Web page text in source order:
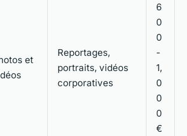
et
Reportages,
portraits, vidéos
corporatives
6
0
0
-
1,
0
0
0
€